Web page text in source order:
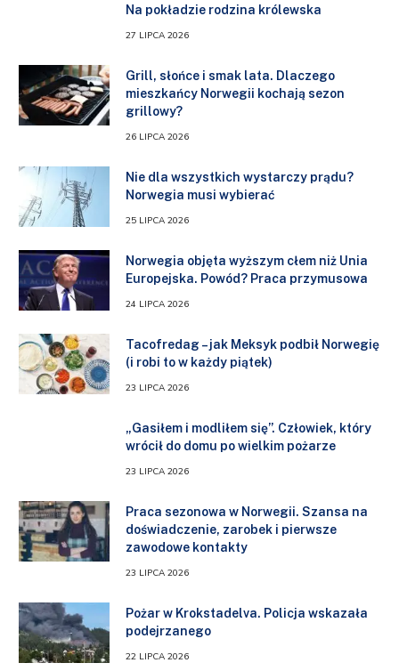
Na pokładzie rodzina królewska
27 LIPCA 2026
Grill, słońce i smak lata. Dlaczego
mieszkańcy Norwegii kochają sezon
grillowy?
26 LIPCA 2026
Nie dla wszystkich wystarczy prądu?
Norwegia musi wybierać
25 LIPCA 2026
Norwegia objęta wyższym cłem niż Unia
Europejska. Powód? Praca przymusowa
24 LIPCA 2026
Tacofredag – jak Meksyk podbił Norwegię
(i robi to w każdy piątek)
23 LIPCA 2026
„Gasiłem i modliłem się”. Człowiek, który
wrócił do domu po wielkim pożarze
23 LIPCA 2026
Praca sezonowa w Norwegii. Szansa na
doświadczenie, zarobek i pierwsze
zawodowe kontakty
23 LIPCA 2026
Pożar w Krokstadelva. Policja wskazała
podejrzanego
22 LIPCA 2026